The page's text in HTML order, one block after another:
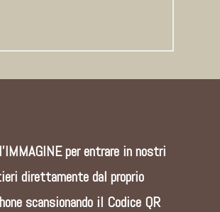
per entrare in nostri
direttamente dal proprio
scansionando il Codice QR